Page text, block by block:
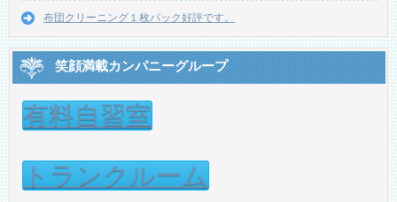
布団クリーニング１枚パック好評です。
笑顔満載カンパニーグループ
有料自習室
トランクルーム